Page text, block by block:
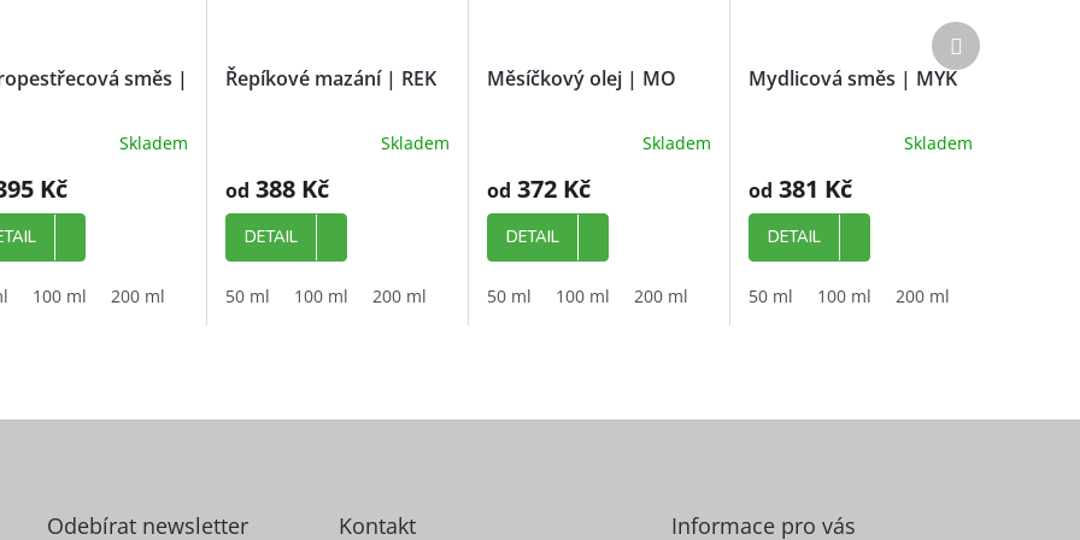
směs |
Skladem
Kč
100 ml 200 ml 1000 ml
Řepíkové mazání | REK
Skladem
od 388 Kč
DETAIL
50 ml 100 ml 200 ml 1000 ml
Měsíčkový olej | MO
Skladem
od 372 Kč
DETAIL
50 ml 100 ml 200 ml 1000 ml
Mydlicová směs | MYK
Skladem
od 381 Kč
DETAIL
50 ml 100 ml 200 ml
Další
produkt
Odebírat newsletter Kontakt Informace pro vás